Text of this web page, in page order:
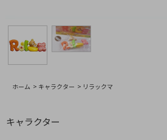
ホーム > キャラクター > リラックマ
キャラクター